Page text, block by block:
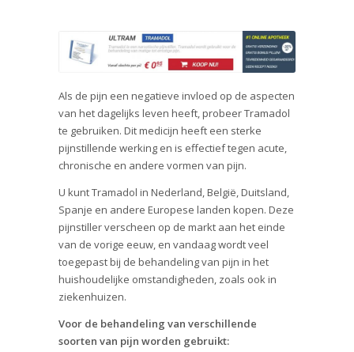
Als de pijn een negatieve invloed op de aspecten
van het dagelijks leven heeft, probeer Tramadol
te gebruiken. Dit medicijn heeft een sterke
pijnstillende werking en is effectief tegen acute,
chronische en andere vormen van pijn.
U kunt Tramadol in Nederland, België, Duitsland,
Spanje en andere Europese landen kopen. Deze
pijnstiller verscheen op de markt aan het einde
van de vorige eeuw, en vandaag wordt veel
toegepast bij de behandeling van pijn in het
huishoudelijke omstandigheden, zoals ook in
ziekenhuizen.
Voor de behandeling van verschillende
soorten van pijn worden gebruikt: